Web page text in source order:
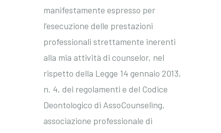
manifestamente espresso per
l’esecuzione delle prestazioni
professionali strettamente inerenti
alla mia attività di counselor, nel
rispetto della Legge 14 gennaio 2013,
n. 4, dei regolamenti e del Codice
Deontologico di AssoCounseling,
associazione professionale di